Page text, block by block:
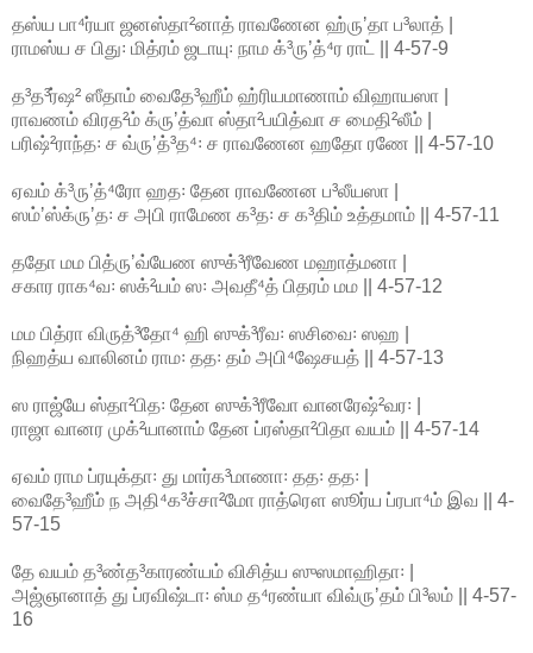
தஸ்ய பா⁴ர்யா ஜனஸ்தா²னாத் ராவணேன ஹ்ருʼதா ப³லாத் |
ராமஸ்ய ச பிது꞉ மித்ரம் ஜடாயு꞉ நாம க்³ருʼத்⁴ர ராட் || 4-57-9
த³த³ர்ஷ² ஸீதாம் வைதே³ஹீம் ஹ்ரியமாணாம் விஹாயஸா |
ராவணம் விரத²ம் க்ருʼத்வா ஸ்தா²பயித்வா ச மைதி²லீம் |
பரிஷ்²ராந்த꞉ ச வ்ருʼத்³த⁴꞉ ச ராவணேன ஹதோ ரணே || 4-57-10
ஏவம் க்³ருʼத்⁴ரோ ஹத꞉ தேன ராவணேன ப³லீயஸா |
ஸம்ʼஸ்க்ருʼத꞉ ச அபி ராமேண க³த꞉ ச க³திம் உத்தமாம் || 4-57-11
ததோ மம பித்ருʼவ்யேண ஸுக்³ரீவேண மஹாத்மனா |
சகார ராக⁴வ꞉ ஸக்²யம் ஸ꞉ அவதீ⁴த் பிதரம் மம || 4-57-12
மம பித்ரா விருத்³தோ⁴ ஹி ஸுக்³ரீவ꞉ ஸசிவை꞉ ஸஹ |
நிஹத்ய வாலினம் ராம꞉ தத꞉ தம் அபி⁴ஷேசயத் || 4-57-13
ஸ ராஜ்யே ஸ்தா²பித꞉ தேன ஸுக்³ரீவோ வானரேஷ்²வர꞉ |
ராஜா வானர முக்²யானாம் தேன ப்ரஸ்தா²பிதா வயம் || 4-57-14
ஏவம் ராம ப்ரயுக்தா꞉ து மார்க³மாணா꞉ தத꞉ தத꞉ |
வைதே³ஹீம் ந அதி⁴க³ச்சா²மோ ராத்ரௌ ஸூர்ய ப்ரபா⁴ம் இவ || 4-
57-15
தே வயம் த³ண்த³காரண்யம் விசித்ய ஸுஸமாஹிதா꞉ |
அஜ்ஞானாத் து ப்ரவிஷ்டா꞉ ஸ்ம த⁴ரண்யா விவ்ருʼதம் பி³லம் || 4-57-
16